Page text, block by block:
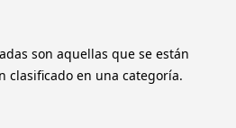
son aquellas que se están
clasificado en una categoría.